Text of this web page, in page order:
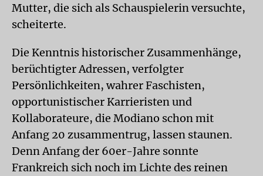
Mutter, die sich als Schauspielerin versuchte,
scheiterte.
Die Kenntnis historischer Zusammenhänge,
berüchtigter Adressen, verfolgter
Persönlichkeiten, wahrer Faschisten,
opportunistischer Karrieristen und
Kollaborateure, die Modiano schon mit
Anfang 20 zusammentrug, lassen staunen.
Denn Anfang der 60er-Jahre sonnte
Frankreich sich noch im Lichte des reinen